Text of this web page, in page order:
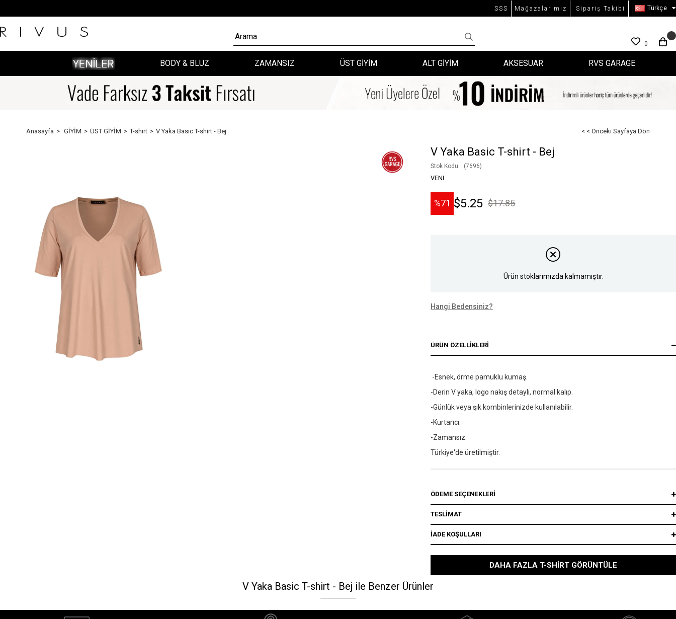
SSS Mağazalarımız Sipariş Takibi Türkçe
0
BODY & BLUZ ZAMANSIZ ÜST GİYİM ALT GİYİM AKSESUAR RVS GARAGE
Anasayfa GİYİM ÜST GİYİM T-shirt V Yaka Basic T-shirt - Bej < < Önceki Sayfaya Dön
V Yaka Basic T-shirt - Bej
Stok Kodu (7696)
VENI
71 $17.85
$5.25
Ürün stoklarımızda kalmamıştır.
Hangi Bedensiniz?
ÜRÜN ÖZELLIKLERI
-Esnek, örme pamuklu kumaş.
-Derin V yaka, logo nakış detaylı, normal kalıp.
-Günlük veya şık kombinlerinizde kullanılabilir.
-Kurtarıcı.
-Zamansız.
Türkiye'de üretilmiştir.
ÖDEME SEÇENEKLERI
TESLİMAT
İADE KOŞULLARI
DAHA FAZLA T-SHIRT GÖRÜNTÜLE
V Yaka Basic T-shirt - Bej ile Benzer Ürünler